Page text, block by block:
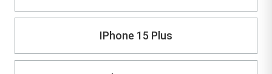
IPhone 15 Plus